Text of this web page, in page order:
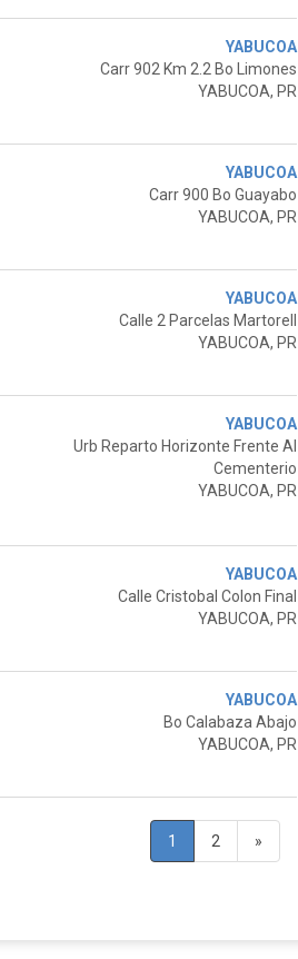
YABUCOA
Carr 902 Km 2.2 Bo Limones
YABUCOA, PR
YABUCOA
Carr 900 Bo Guayabo
YABUCOA, PR
YABUCOA
Calle 2 Parcelas Martorell
YABUCOA, PR
YABUCOA
Urb Reparto Horizonte Frente Al
Cementerio
YABUCOA, PR
YABUCOA
Calle Cristobal Colon Final
YABUCOA, PR
YABUCOA
Bo Calabaza Abajo
YABUCOA, PR
1 2 »